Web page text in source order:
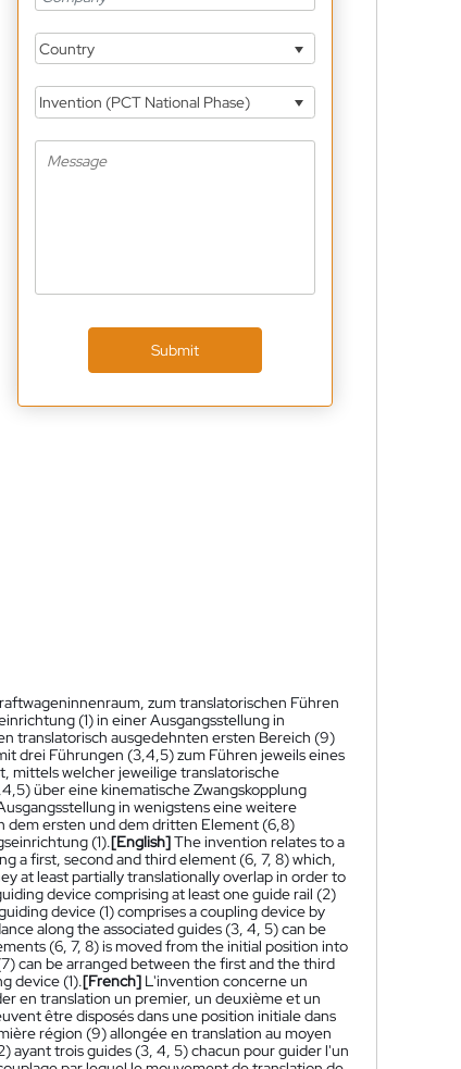
Country
Invention (PCT National Phase)
Submit
zum translatorischen Führen
(1) in einer Ausgangsstellung in
translatorisch ausgedehnten ersten Bereich (9)
drei Führungen (3,4,5) zum Führen jeweils eines
mittels welcher jeweilige translatorische
über eine kinematische Zwangskopplung
in wenigstens eine weitere
dem ersten und dem dritten Element (6,8)
(1).[English]The invention relates to a
a first, second and third element (6, 7, 8) which,
at least partially translationally overlap in order to
device comprising at least one guide rail (2)
device (1) comprises a coupling device by
along the associated guides (3, 4, 5) can be
(6, 7, 8) is moved from the initial position into
can be arranged between the first and the third
device (1).[French] L'invention concerne un
en translation un premier, un deuxième et un
être disposés dans une position initiale dans
région (9) allongée en translation au moyen
ayant trois guides (3, 4, 5) chacun pour guider l'un